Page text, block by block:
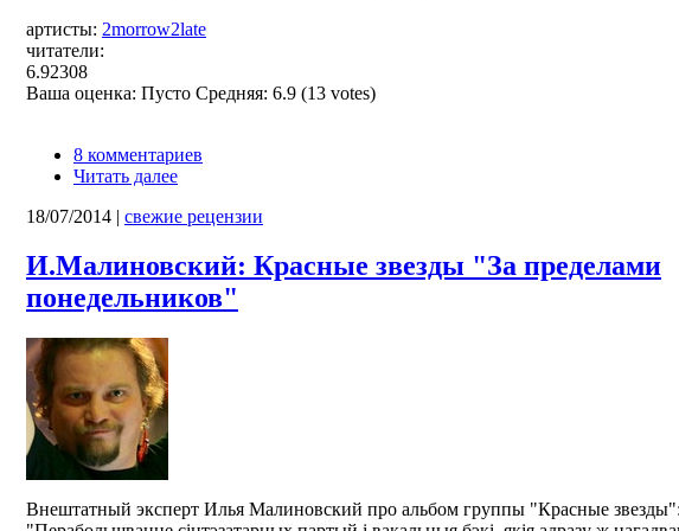
артисты: 2morrow2late
читатели:
6.92308
Ваша оценка: Пусто Средняя: 6.9 (13 votes)
8 комментариев
Читать далее
18/07/2014 | свежие рецензии
И.Малиновский: Красные звезды "За пределами
понедельников"
Внештатный эксперт Илья Малиновский про альбом группы "Красные звезды":